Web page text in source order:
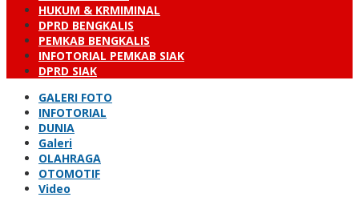
HUKUM & KRMIMINAL
DPRD BENGKALIS
PEMKAB BENGKALIS
INFOTORIAL PEMKAB SIAK
DPRD SIAK
GALERI FOTO
INFOTORIAL
DUNIA
Galeri
OLAHRAGA
OTOMOTIF
Video